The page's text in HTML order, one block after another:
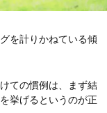
を計りかねている傾
ての慣例は、まず結
挙げるというのが正